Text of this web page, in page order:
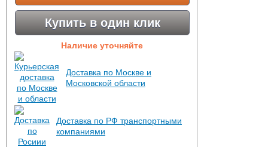
Купить в один клик
Наличие уточняйте
Доставка по Москве и
Московской области
Доставка по РФ транспортными
компаниями